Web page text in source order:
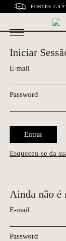
PORTES
Iniciar
E-mail
Password
Entrar
Esqueceu-se da
Ainda não é
E-mail
Password